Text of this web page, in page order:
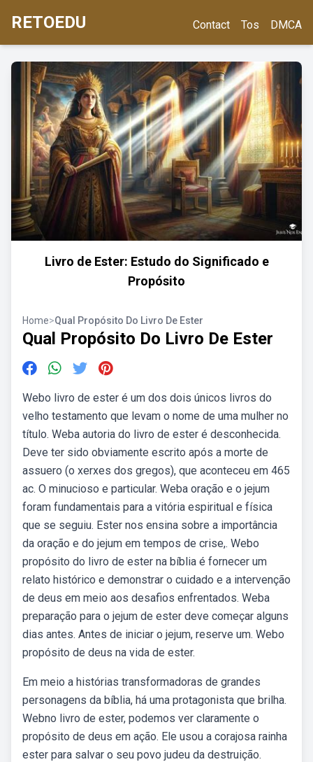
RETOEDU Contact Tos DMCA
Livro de Ester: Estudo do Significado e
Propósito
Home>Qual Propósito Do Livro De Ester
Qual Propósito Do Livro De Ester
Webo livro de ester é um dos dois únicos livros do
velho testamento que levam o nome de uma mulher no
título. Weba autoria do livro de ester é desconhecida.
Deve ter sido obviamente escrito após a morte de
assuero (o xerxes dos gregos), que aconteceu em 465
ac. O minucioso e particular. Weba oração e o jejum
foram fundamentais para a vitória espiritual e física
que se seguiu. Ester nos ensina sobre a importância
da oração e do jejum em tempos de crise,. Webo
propósito do livro de ester na bíblia é fornecer um
relato histórico e demonstrar o cuidado e a intervenção
de deus em meio aos desafios enfrentados. Weba
preparação para o jejum de ester deve começar alguns
dias antes. Antes de iniciar o jejum, reserve um. Webo
propósito de deus na vida de ester.
Em meio a histórias transformadoras de grandes
personagens da bíblia, há uma protagonista que brilha.
Webno livro de ester, podemos ver claramente o
propósito de deus em ação. Ele usou a corajosa rainha
ester para salvar o seu povo judeu da destruição.